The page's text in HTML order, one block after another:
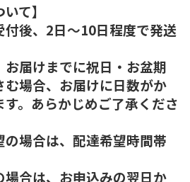
て】
後、2日～10日程度で発送
届けまでに祝日・お盆期
場合、お届けに日数がか
。あらかじめご了承くださ
場合は、配達希望時間帯
合は、お申込みの翌日か